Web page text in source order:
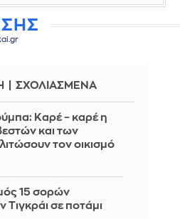
ΣΧΟΛΙΑΣΜΕΝΑ
Καρέ – καρέ η
και των
τον οικισμό
15 σορών
σε ποτάμι